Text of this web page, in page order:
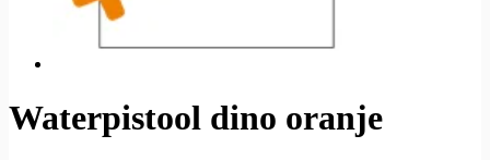
Waterpistool dino oranje